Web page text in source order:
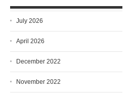
July 2026
April 2026
December 2022
November 2022